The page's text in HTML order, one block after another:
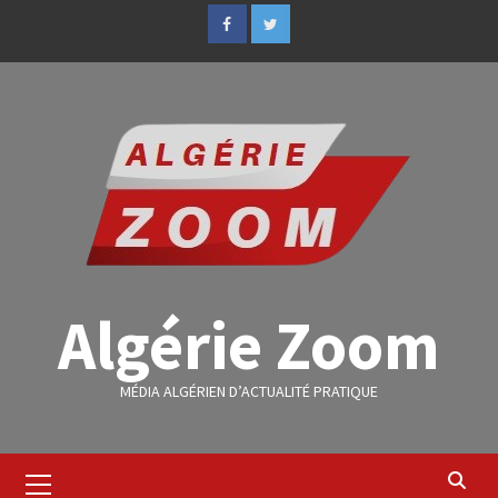
Algérie Zoom
MÉDIA ALGÉRIEN D’ACTUALITÉ PRATIQUE